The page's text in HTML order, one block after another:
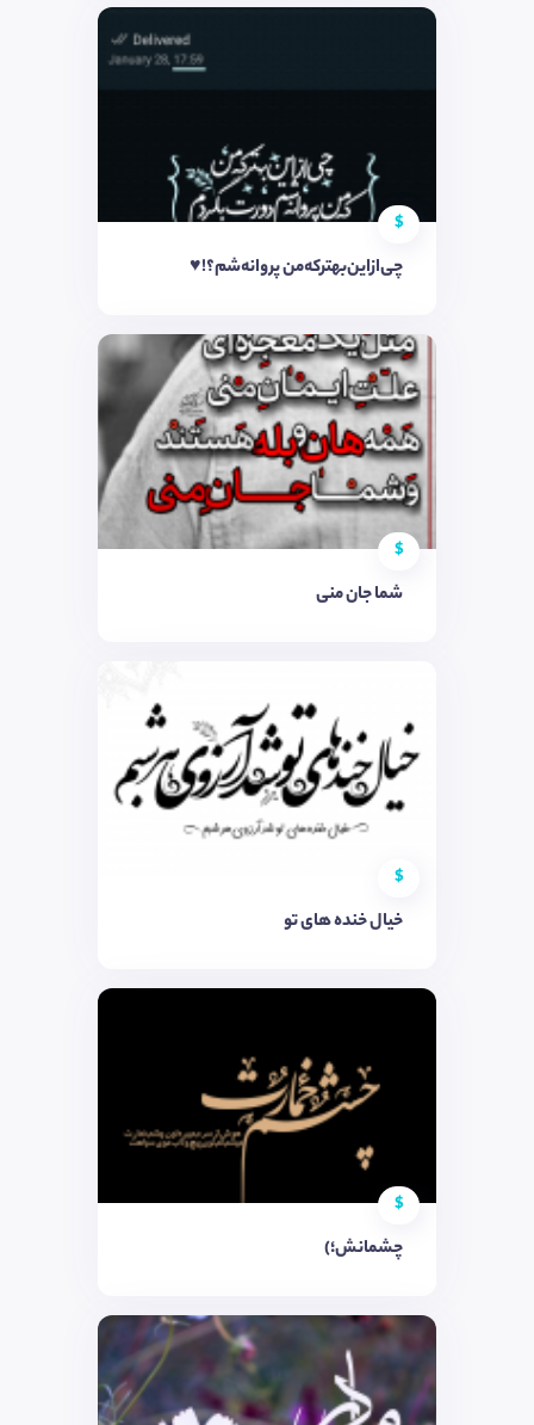
$
چی‌از‌این‌بهتر‌که‌من پروانه‌شم؟!♥
$
شما جان منی
$
خیال خنده های تو
$
چشمانش؛)